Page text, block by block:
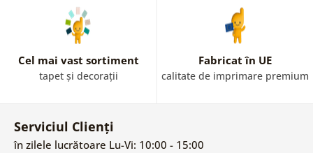
Cel mai vast sortiment
tapet și decorații
Fabricat în UE
calitate de imprimare premium
Serviciul Clienți
în zilele lucrătoare Lu-Vi: 10:00 - 15:00